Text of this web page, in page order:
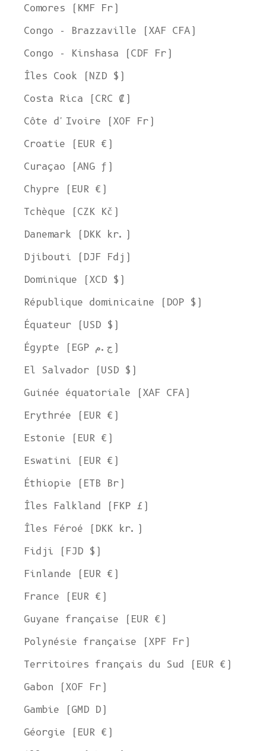
Comores (KMF Fr)
Congo - Brazzaville (XAF CFA)
Congo - Kinshasa (CDF Fr)
Îles Cook (NZD $)
Costa Rica (CRC ₡)
Côte d'Ivoire (XOF Fr)
Croatie (EUR €)
Curaçao (ANG ƒ)
Chypre (EUR €)
Tchèque (CZK Kč)
Danemark (DKK kr.)
Djibouti (DJF Fdj)
Dominique (XCD $)
République dominicaine (DOP $)
Équateur (USD $)
Égypte (EGP ج.م)
El Salvador (USD $)
Guinée équatoriale (XAF CFA)
Erythrée (EUR €)
Estonie (EUR €)
Eswatini (EUR €)
Éthiopie (ETB Br)
Îles Falkland (FKP £)
Îles Féroé (DKK kr.)
Fidji (FJD $)
Finlande (EUR €)
France (EUR €)
Guyane française (EUR €)
Polynésie française (XPF Fr)
Territoires français du Sud (EUR €)
Gabon (XOF Fr)
Gambie (GMD D)
Géorgie (EUR €)